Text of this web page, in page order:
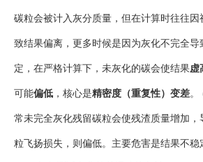
碳粒会被计入灰分质量，但在计算时往往
致结果偏离，更多时候是因为灰化不完全
定，在严格计算下，未灰化的碳会使结果虚
可能偏低 ，核心是精密度（重复性）变差
常未完全灰化残留碳粒会使残渣质量增加
粒飞扬损失，则偏低。主要危害是结果不稳